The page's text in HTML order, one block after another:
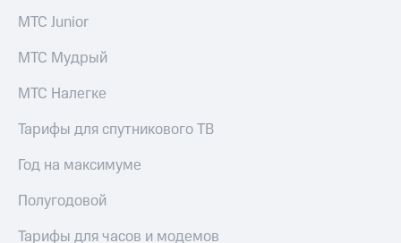
погашении
облигаций
Реквизиты
Контакты
развитие
На главную
МТС Junior
МТС Мудрый
МТС Налегке
Тарифы для спутникового ТВ
Год на максимуме
Полугодовой
Тарифы для часов и модемов